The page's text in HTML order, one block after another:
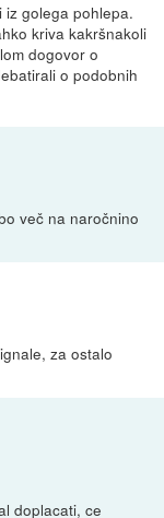
iz golega pohlepa.
kriva kakršnakoli
dogovor o
o podobnih
več na naročnino
za ostalo
doplacati, ce